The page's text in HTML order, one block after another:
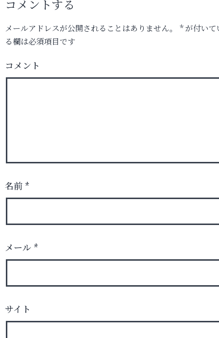
コメントする
メールアドレスが公開されることはありません。 *が付いて
る欄は必須項目です
コメント
名前 *
メール *
サイト